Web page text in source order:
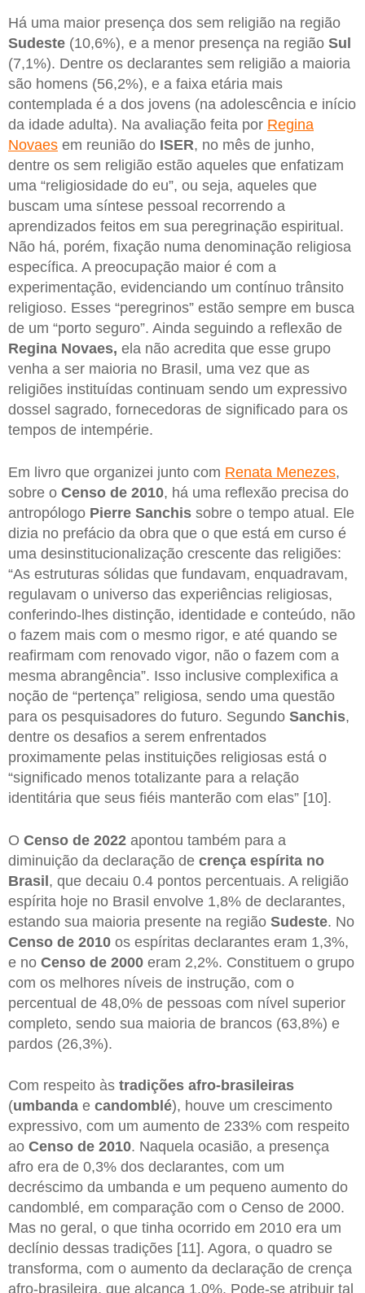
Há uma maior presença dos sem religião na região
Sudeste (10,6%), e a menor presença na região Sul
(7,1%). Dentre os declarantes sem religião a maioria
são homens (56,2%), e a faixa etária mais
contemplada é a dos jovens (na adolescência e início
da idade adulta). Na avaliação feita por Regina
Novaes em reunião do ISER, no mês de junho,
dentre os sem religião estão aqueles que enfatizam
uma “religiosidade do eu”, ou seja, aqueles que
buscam uma síntese pessoal recorrendo a
aprendizados feitos em sua peregrinação espiritual.
Não há, porém, fixação numa denominação religiosa
específica. A preocupação maior é com a
experimentação, evidenciando um contínuo trânsito
religioso. Esses “peregrinos” estão sempre em busca
de um “porto seguro”. Ainda seguindo a reflexão de
Regina Novaes, ela não acredita que esse grupo
venha a ser maioria no Brasil, uma vez que as
religiões instituídas continuam sendo um expressivo
dossel sagrado, fornecedoras de significado para os
tempos de intempérie.
Em livro que organizei junto com Renata Menezes,
sobre o Censo de 2010, há uma reflexão precisa do
antropólogo Pierre Sanchis sobre o tempo atual. Ele
dizia no prefácio da obra que o que está em curso é
uma desinstitucionalização crescente das religiões:
“As estruturas sólidas que fundavam, enquadravam,
regulavam o universo das experiências religiosas,
conferindo-lhes distinção, identidade e conteúdo, não
o fazem mais com o mesmo rigor, e até quando se
reafirmam com renovado vigor, não o fazem com a
mesma abrangência”. Isso inclusive complexifica a
noção de “pertença” religiosa, sendo uma questão
para os pesquisadores do futuro. Segundo Sanchis,
dentre os desafios a serem enfrentados
proximamente pelas instituições religiosas está o
“significado menos totalizante para a relação
identitária que seus fiéis manterão com elas” [10].
O Censo de 2022 apontou também para a
diminuição da declaração de crença espírita no
Brasil, que decaiu 0.4 pontos percentuais. A religião
espírita hoje no Brasil envolve 1,8% de declarantes,
estando sua maioria presente na região Sudeste. No
Censo de 2010 os espíritas declarantes eram 1,3%,
e no Censo de 2000 eram 2,2%. Constituem o grupo
com os melhores níveis de instrução, com o
percentual de 48,0% de pessoas com nível superior
completo, sendo sua maioria de brancos (63,8%) e
pardos (26,3%).
Com respeito às tradições afro-brasileiras
(umbanda e candomblé), houve um crescimento
expressivo, com um aumento de 233% com respeito
ao Censo de 2010. Naquela ocasião, a presença
afro era de 0,3% dos declarantes, com um
decréscimo da umbanda e um pequeno aumento do
candomblé, em comparação com o Censo de 2000.
Mas no geral, o que tinha ocorrido em 2010 era um
declínio dessas tradições [11]. Agora, o quadro se
transforma, com o aumento da declaração de crença
afro-brasileira, que alcança 1,0%. Pode-se atribuir tal